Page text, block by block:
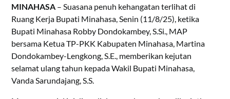
MINAHASA – Suasana penuh kehangatan terlihat di
Ruang Kerja Bupati Minahasa, Senin (11/8/25), ketika
Bupati Minahasa Robby Dondokambey, S.Si., MAP
bersama Ketua TP-PKK Kabupaten Minahasa, Martina
Dondokambey-Lengkong, S.E., memberikan kejutan
selamat ulang tahun kepada Wakil Bupati Minahasa,
Vanda Sarundajang, S.S.